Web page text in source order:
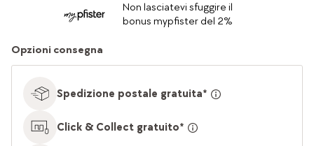
Non lasciatevi sfuggire il
bonus mypfister del 2%
Opzioni consegna
Spedizione postale gratuita*
Click & Collect gratuito*